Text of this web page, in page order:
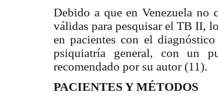
Debido a que en Venezuela no
válidas para pesquisar el TB II,
en pacientes con el
psiquiatría general, con un
recomendado por su autor (11).
PACIENTES Y MÉTODOS